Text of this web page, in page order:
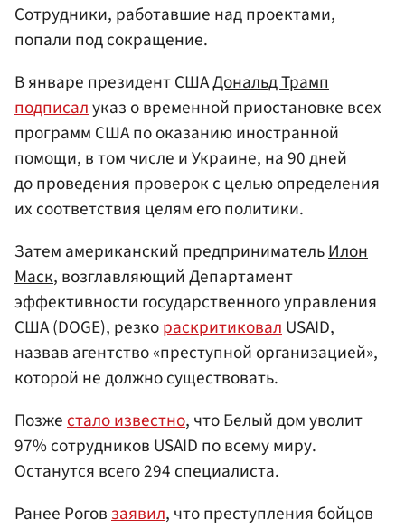
Сотрудники, работавшие над проектами,
попали под сокращение.
В январе президент СШАДональд Трамп
подписалуказ о временной приостановке всех
программ США по оказанию иностранной
помощи, в том числе и Украине, на 90 дней
до проведения проверок с целью определения
их соответствия целям его политики.
Затем американский предпринимательИлон
Маск, возглавляющий Департамент
эффективности государственного управления
США (DOGE), резкораскритиковалUSAID,
назвав агентство «преступной организацией»,
которой не должно существовать.
Позжестало известно, что Белый дом уволит
97% сотрудников USAID по всему миру.
Останутся всего 294 специалиста.
Ранее Роговзаявил, что преступления бойцов